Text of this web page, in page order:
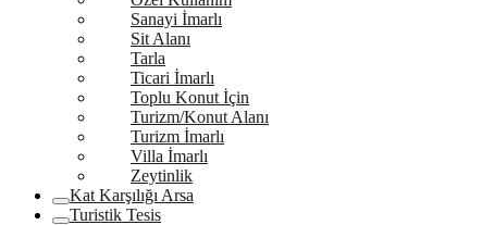
Sanayi İmarlı
Sit Alanı
Tarla
Ticari İmarlı
Toplu Konut İçin
Turizm/Konut Alanı
Turizm İmarlı
Villa İmarlı
Zeytinlik
Kat Karşılığı Arsa
Turistik Tesis